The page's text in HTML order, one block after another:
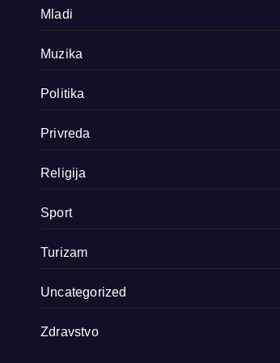
Mladi
Muzika
Politika
Privreda
Religija
Sport
Turizam
Uncategorized
Zdravstvo